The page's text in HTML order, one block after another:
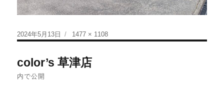
2024年5月13日 1477 × 1108
color’s 草津店
内で公開